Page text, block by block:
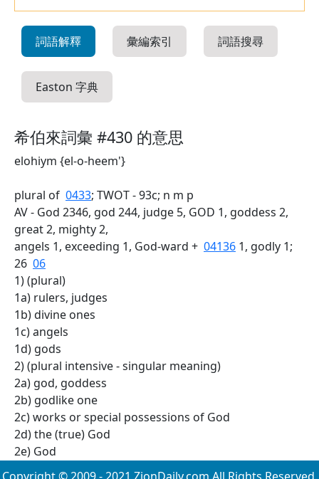
詞語解釋 彙編索引 詞語搜尋
Easton 字典
希伯來詞彙 #430 的意思
elohiym {el-o-heem'}
plural of 0433; TWOT - 93c; n m p
AV - God 2346, god 244, judge 5, GOD 1, goddess 2,
great 2, mighty 2,
angels 1, exceeding 1, God-ward + 04136 1, godly 1;
26 06
1) (plural)
1a) rulers, judges
1b) divine ones
1c) angels
1d) gods
2) (plural intensive - singular meaning)
2a) god, goddess
2b) godlike one
2c) works or special possessions of God
2d) the (true) God
2e) God